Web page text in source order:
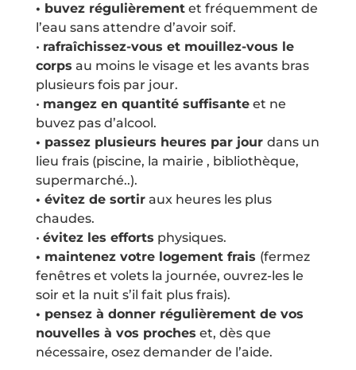
• buvez régulièrementet fréquemment de
l’eau sans attendre d’avoir soif.
• rafraîchissez-vous et mouillez-vous le
corps au moins le visage et les avants bras
plusieurs fois par jour.
• mangez en quantité suffisanteet ne
buvez pas d’alcool.
• passez plusieurs heures par jour dans un
lieu frais (piscine, la mairie , bibliothèque,
supermarché..).
• évitez de sortiraux heures les plus
chaudes.
• évitez les efforts physiques.
• maintenez votre logement frais (fermez
fenêtres et volets la journée, ouvrez-les le
soir et la nuit s’il fait plus frais).
• pensez à donner régulièrement de vos
nouvelles à vos proches et, dès que
nécessaire, osez demander de l’aide.